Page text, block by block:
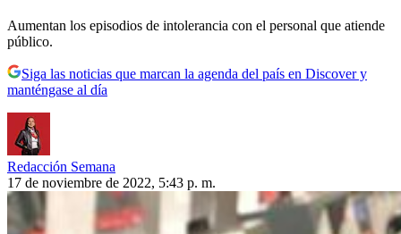
Aumentan los episodios de intolerancia con el personal que atiende
público.
Siga las noticias que marcan la agenda del país en Discover y
manténgase al día
Redacción Semana
17 de noviembre de 2022, 5:43 p. m.